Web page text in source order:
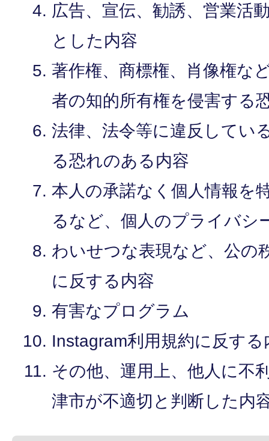
広告、宣伝、勧誘、営業活
とした内容
著作権、商標権、肖像権な
者の知的所有権を侵害する
法律、法令等に違反してい
る恐れのある内容
本人の承諾なく個人情報を
るなど、個人のプライバシ
わいせつな表現など、公の
に反する内容
有害なプログラム
Instagram利用規約に反する
その他、運用上、他人に不
津市が不適切と判断した内